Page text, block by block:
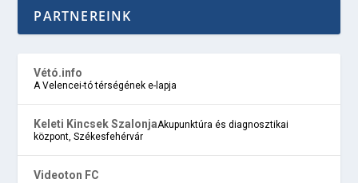
PARTNEREINK
Vétó.info
A Velencei-tó térségének e-lapja
Keleti Kincsek SzalonjaAkupunktúra és diagnosztikai
központ, Székesfehérvár
Videoton FC